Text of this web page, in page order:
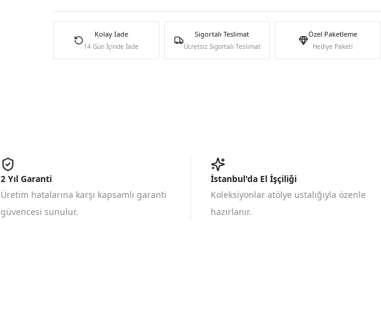
Kolay İade
14 Gün İçinde İade
Sigortalı Teslimat
Ücretsiz Sigortalı Teslimat
Özel Paketleme
Hediye Paketi
2 Yıl Garanti
Üretim hatalarına karşı kapsamlı garanti
güvencesi sunulur.
İstanbul'da El İşçiliği
Koleksiyonlar atölye ustalığıyla özenle
hazırlanır.